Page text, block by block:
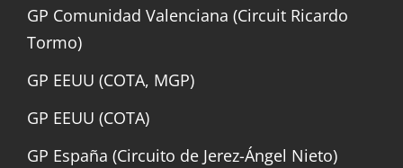
GP Comunidad Valenciana (Circuit Ricardo
Tormo)
GP EEUU (COTA, MGP)
GP EEUU (COTA)
GP España (Circuito de Jerez-Ángel Nieto)